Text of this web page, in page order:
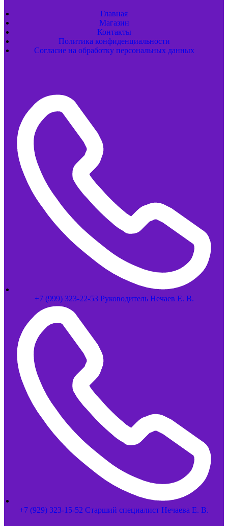
Главная
Магазин
Контакты
Политика конфиденциальности
Согласие на обработку персональных данных
+7 (999) 323-22-53 Руководитель Нечаев Е. В.
+7 (929) 323-15-52 Старший специалист Нечаева Е. В.